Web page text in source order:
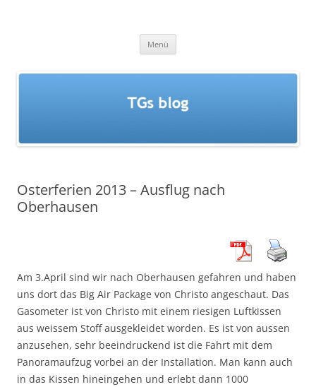
Menü
Osterferien 2013 – Ausflug nach
Oberhausen
Am 3.April sind wir nach Oberhausen gefahren und haben
uns dort das Big Air Package von Christo angeschaut. Das
Gasometer ist von Christo mit einem riesigen Luftkissen
aus weissem Stoff ausgekleidet worden. Es ist von aussen
anzusehen, sehr beeindruckend ist die Fahrt mit dem
Panoramaufzug vorbei an der Installation. Man kann auch
in das Kissen hineingehen und erlebt dann 1000